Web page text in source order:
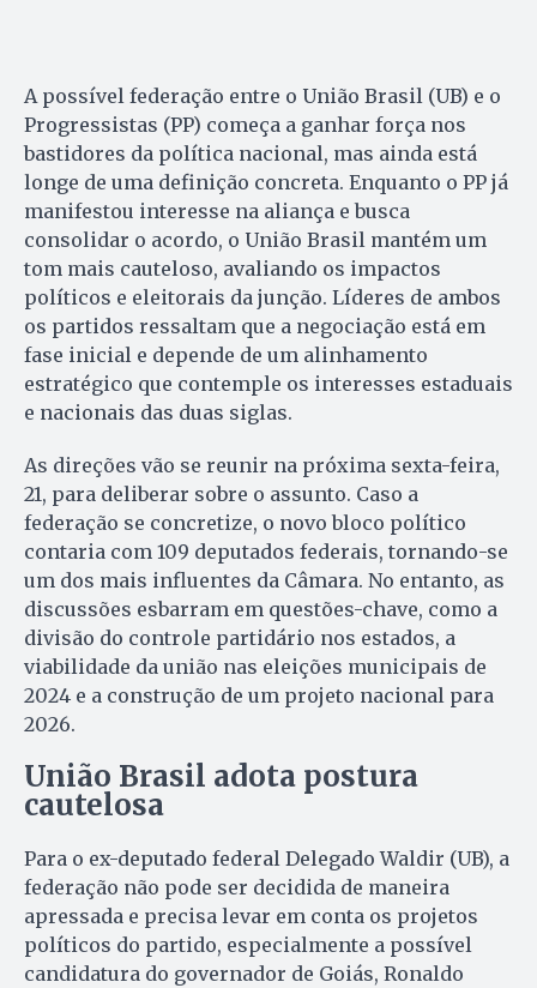
A possível federação entre o União Brasil (UB) e o
Progressistas (PP) começa a ganhar força nos
bastidores da política nacional, mas ainda está
longe de uma definição concreta. Enquanto o PP já
manifestou interesse na aliança e busca
consolidar o acordo, o União Brasil mantém um
tom mais cauteloso, avaliando os impactos
políticos e eleitorais da junção. Líderes de ambos
os partidos ressaltam que a negociação está em
fase inicial e depende de um alinhamento
estratégico que contemple os interesses estaduais
e nacionais das duas siglas.
As direções vão se reunir na próxima sexta-feira,
21, para deliberar sobre o assunto. Caso a
federação se concretize, o novo bloco político
contaria com 109 deputados federais, tornando-se
um dos mais influentes da Câmara. No entanto, as
discussões esbarram em questões-chave, como a
divisão do controle partidário nos estados, a
viabilidade da união nas eleições municipais de
2024 e a construção de um projeto nacional para
2026.
União Brasil adota postura
cautelosa
Para o ex-deputado federal Delegado Waldir (UB), a
federação não pode ser decidida de maneira
apressada e precisa levar em conta os projetos
políticos do partido, especialmente a possível
candidatura do governador de Goiás, Ronaldo